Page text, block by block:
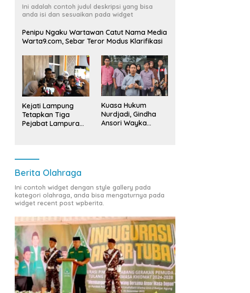
Ini adalah contoh judul deskripsi yang bisa
anda isi dan sesuaikan pada widget
Penipu Ngaku Wartawan Catut Nama Media
Warta9.com, Sebar Teror Modus Klarifikasi
Kejati Lampung
Tetapkan Tiga
Pejabat Lampura
Kuasa Hukum
Nurdjadi, Gindha
Ansori Wayka
Berita Olahraga
Ini contoh widget dengan style gallery pada
kategori olahraga, anda bisa mengaturnya pada
widget recent post wpberita.